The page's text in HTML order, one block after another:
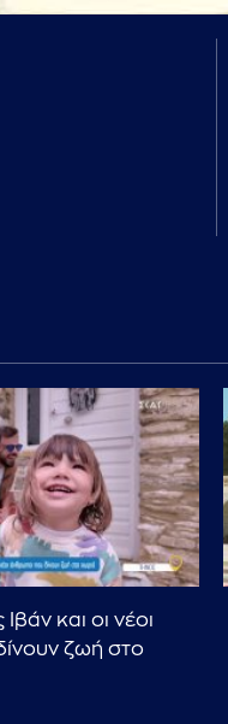
και οι νέοι
ζωή στο